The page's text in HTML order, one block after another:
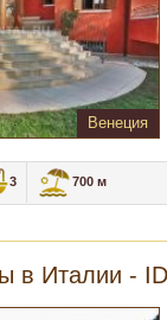
Венеция
3 700 м
в Италии -